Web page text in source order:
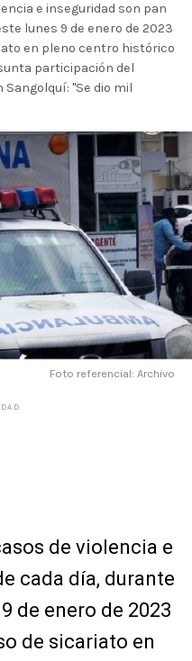
e inseguridad son pan
lunes 9 de enero de 2023
en pleno centro histórico
participación del
"Se dio mil
Foto referencial: Archivo
de violencia e
cada día, durante
de enero de 2023
de sicariato en